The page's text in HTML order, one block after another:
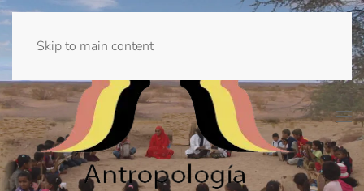
Skip to main content